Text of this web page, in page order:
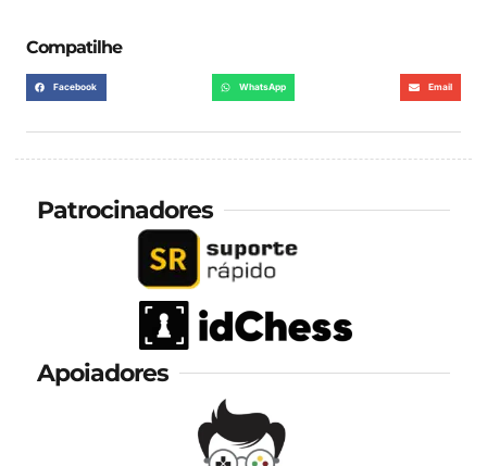
Compatilhe
Facebook WhatsApp Email
Patrocinadores
Apoiadores